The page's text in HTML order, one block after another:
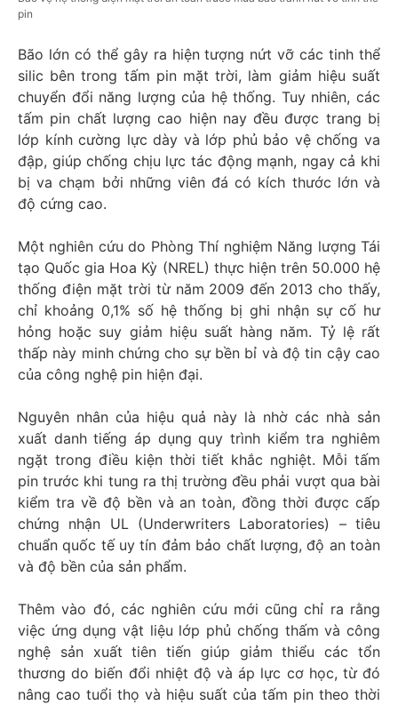
pin
Bão lớn có thể gây ra hiện tượng nứt vỡ các tinh thể
silic bên trong tấm pin mặt trời, làm giảm hiệu suất
chuyển đổi năng lượng của hệ thống. Tuy nhiên, các
tấm pin chất lượng cao hiện nay đều được trang bị
lớp kính cường lực dày và lớp phủ bảo vệ chống va
đập, giúp chống chịu lực tác động mạnh, ngay cả khi
bị va chạm bởi những viên đá có kích thước lớn và
độ cứng cao.
Một nghiên cứu do Phòng Thí nghiệm Năng lượng Tái
tạo Quốc gia Hoa Kỳ (NREL) thực hiện trên 50.000 hệ
thống điện mặt trời từ năm 2009 đến 2013 cho thấy,
chỉ khoảng 0,1% số hệ thống bị ghi nhận sự cố hư
hỏng hoặc suy giảm hiệu suất hàng năm. Tỷ lệ rất
thấp này minh chứng cho sự bền bỉ và độ tin cậy cao
của công nghệ pin hiện đại.
Nguyên nhân của hiệu quả này là nhờ các nhà sản
xuất danh tiếng áp dụng quy trình kiểm tra nghiêm
ngặt trong điều kiện thời tiết khắc nghiệt. Mỗi tấm
pin trước khi tung ra thị trường đều phải vượt qua bài
kiểm tra về độ bền và an toàn, đồng thời được cấp
chứng nhận UL (Underwriters Laboratories) – tiêu
chuẩn quốc tế uy tín đảm bảo chất lượng, độ an toàn
và độ bền của sản phẩm.
Thêm vào đó, các nghiên cứu mới cũng chỉ ra rằng
việc ứng dụng vật liệu lớp phủ chống thấm và công
nghệ sản xuất tiên tiến giúp giảm thiểu các tổn
thương do biến đổi nhiệt độ và áp lực cơ học, từ đó
nâng cao tuổi thọ và hiệu suất của tấm pin theo thời